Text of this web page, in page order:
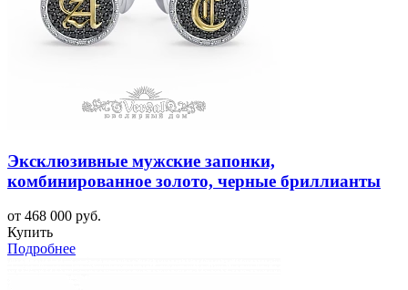
Эксклюзивные мужские запонки,
комбинированное золото, черные бриллианты
от 468 000 руб.
Купить
Подробнее